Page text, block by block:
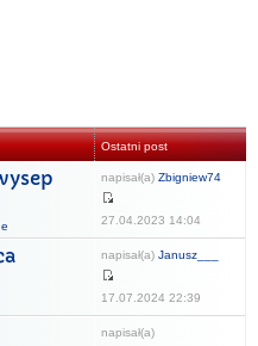
Ostatni post
napisał(a) Zbigniew74
27.04.2023 14:04
napisał(a) Janusz___
17.07.2024 22:39
napisał(a)